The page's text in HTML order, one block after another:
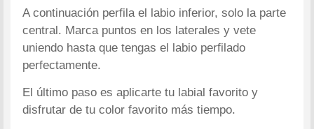
A continuación perfila el labio inferior, solo la parte
central. Marca puntos en los laterales y vete
uniendo hasta que tengas el labio perfilado
perfectamente.
El último paso es aplicarte tu labial favorito y
disfrutar de tu color favorito más tiempo.